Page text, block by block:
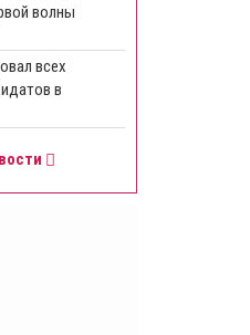
волны
всех
в